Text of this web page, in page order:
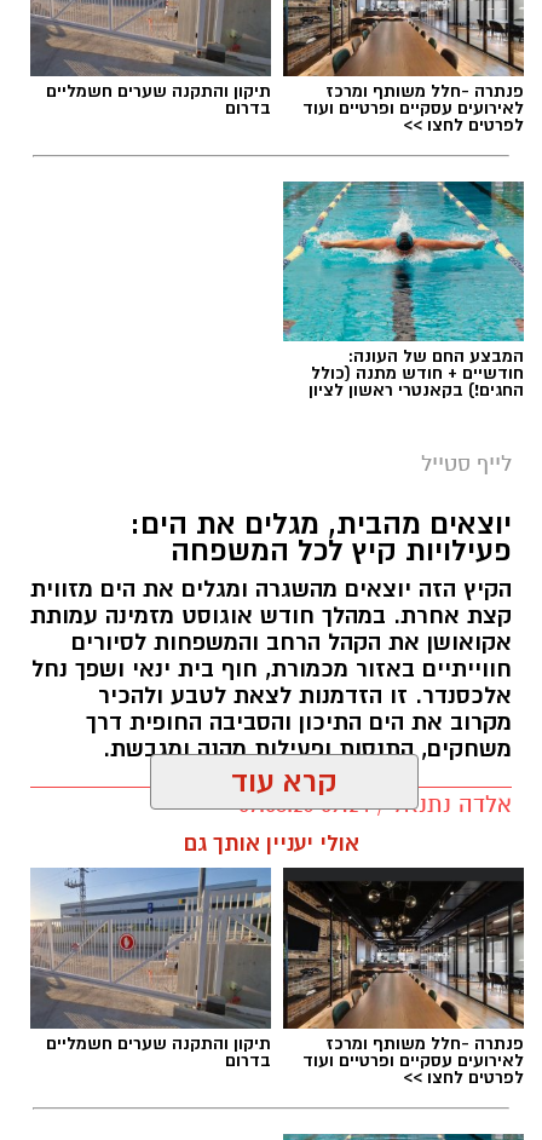
פנתרה -חלל משותף ומרכז
לאירועים עסקיים ופרטיים ועוד
לפרטים לחצו >>
תיקון והתקנה שערים חשמליים
בדרום
המבצע החם של העונה:
חודשיים + חודש מתנה (כולל
החגים!) בקאנטרי ראשון לציון
לייף סטייל
יוצאים מהבית, מגלים את הים:
פעילויות קיץ לכל המשפחה
הקיץ הזה יוצאים מהשגרה ומגלים את הים מזווית
קצת אחרת. במהלך חודש אוגוסט מזמינה עמותת
אקואושן את הקהל הרחב והמשפחות לסיורים
חווייתיים באזור מכמורת, חוף בית ינאי ושפך נחל
אלכסנדר. זו הזדמנות לצאת לטבע ולהכיר
מקרוב את הים התיכון והסביבה החופית דרך
משחקים, התנסות ופעילות מהנה ומגבשת.
אלדה נתנאל / 09:24 07.08.26
תגים:טיול
קרא עוד
אולי יעניין אותך גם
פנתרה -חלל משותף ומרכז
לאירועים עסקיים ופרטיים ועוד
לפרטים לחצו >>
תיקון והתקנה שערים חשמליים
בדרום